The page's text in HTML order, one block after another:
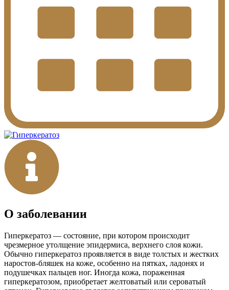
О заболевании
Гиперкератоз ― состояние, при котором происходит
чрезмерное утолщение эпидермиса, верхнего слоя кожи.
Обычно гиперкератоз проявляется в виде толстых и жестких
наростов-бляшек на коже, особенно на пятках, ладонях и
подушечках пальцев ног. Иногда кожа, пораженная
гиперкератозом, приобретает желтоватый или сероватый